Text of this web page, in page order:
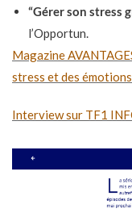
“Gérer son stress
l’Opportun.
Magazine
stress et des
Interview sur TF1